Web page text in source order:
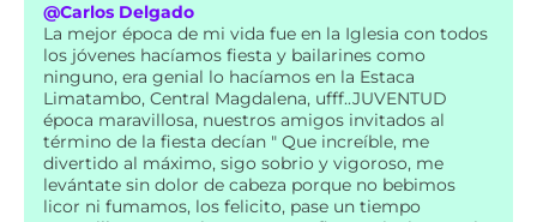
@Carlos Delgado
La mejor época de mi vida fue en la Iglesia con todos
los jóvenes hacíamos fiesta y bailarines como
ninguno, era genial lo hacíamos en la Estaca
Limatambo, Central Magdalena, ufff..JUVENTUD
época maravillosa, nuestros amigos invitados al
término de la fiesta decían " Que increíble, me
divertido al máximo, sigo sobrio y vigoroso, me
levántate sin dolor de cabeza porque no bebimos
licor ni fumamos, los felicito, pase un tiempo